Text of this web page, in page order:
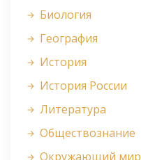
Биология
География
История
История России
Литература
Обществознание
Окружающий мир